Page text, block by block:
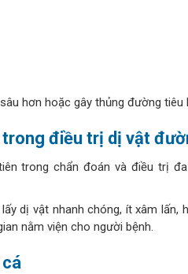
hơn hoặc gây thủng đường tiêu
trong điều trị dị vật
trong chẩn đoán và điều trị
dị vật nhanh chóng, ít xâm lấn,
nằm viện cho người bệnh.